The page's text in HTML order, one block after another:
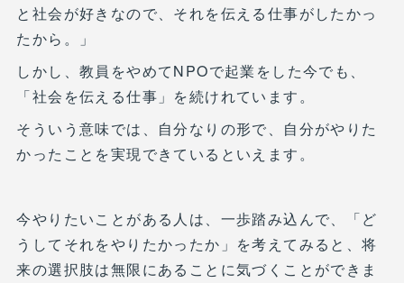
と社会が好きなので、それを伝える仕事がしたかっ
たから。」
しかし、教員をやめてNPOで起業をした今でも、
「社会を伝える仕事」を続けれています。
そういう意味では、自分なりの形で、自分がやりた
かったことを実現できているといえます。
今やりたいことがある人は、一歩踏み込んで、「ど
うしてそれをやりたかったか」を考えてみると、将
来の選択肢は無限にあることに気づくことができま